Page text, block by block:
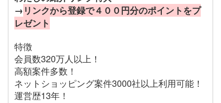
→ リンクから登録で４００円分のポイントをプ
レゼント
特徴
会員数320万人以上！
高額案件多数！
ネットショッピング案件3000社以上利用可能！
運営歴13年！